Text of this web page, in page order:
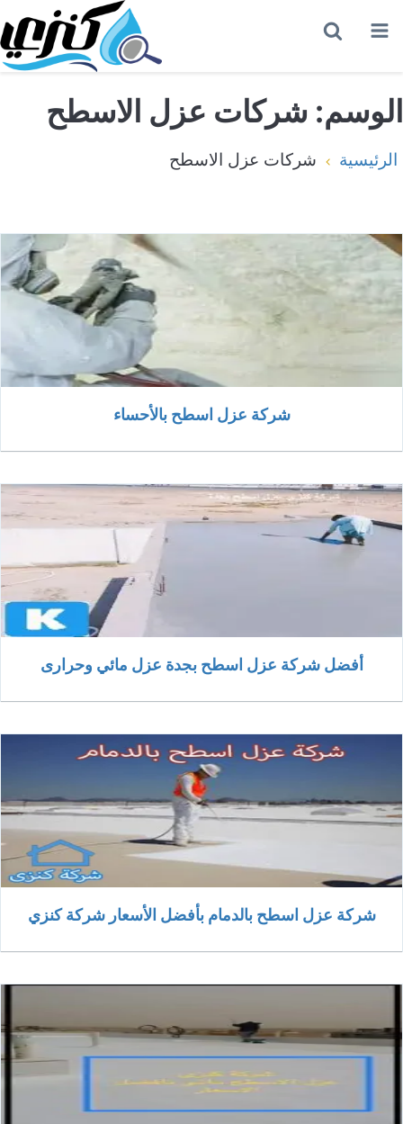
القائمة
الوسم: شركات عزل الاسطح
الرئيسية شركات عزل الاسطح
شركة عزل اسطح بالأحساء
أفضل شركة عزل اسطح بجدة عزل مائي وحرارى
شركة عزل اسطح بالدمام بأفضل الأسعار شركة كنزي